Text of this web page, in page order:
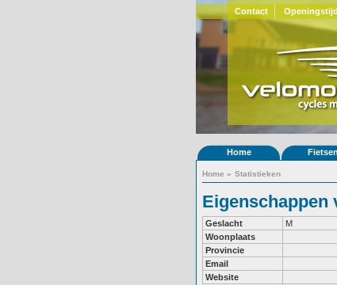
Contact
Home Fietsen
Home » Statistieken
Eigenschappen
Geslacht
M
Woonplaats
Provincie
Email
Website